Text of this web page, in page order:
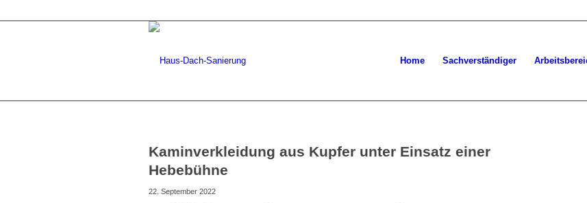
Home Sachverständiger
Kaminverkleidung aus Kupfer unter Einsatz einer
Hebebühne
22. September 2022